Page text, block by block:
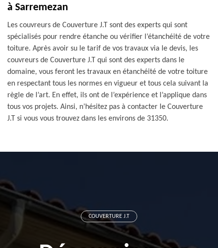
à Sarremezan
Les couvreurs de Couverture J.T sont des experts qui sont
spécialisés pour rendre étanche ou vérifier l’étanchéité de votre
toiture. Après avoir su le tarif de vos travaux via le devis, les
couvreurs de Couverture J.T qui sont des experts dans le
domaine, vous feront les travaux en étanchéité de votre toiture
en respectant tous les normes en vigueur et tous cela suivant la
règle de l’art. En effet, ils ont de l’expérience et l’applique dans
tous vos projets. Ainsi, n’hésitez pas à contacter le Couverture
J.T si vous vous trouvez dans les environs de 31350.
COUVERTURE J.T